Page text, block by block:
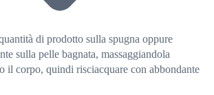
di prodotto sulla spugna oppure
sulla pelle bagnata, massaggiandola
il corpo, quindi risciacquare con abbondante